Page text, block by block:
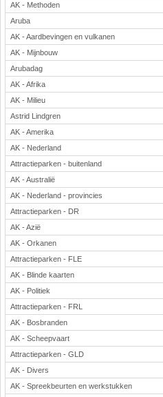
AK - Methoden
Aruba
AK - Aardbevingen en vulkanen
AK - Mijnbouw
Arubadag
AK - Afrika
AK - Milieu
Astrid Lindgren
AK - Amerika
AK - Nederland
Attractieparken - buitenland
AK - Australië
AK - Nederland - provincies
Attractieparken - DR
AK - Azië
AK - Orkanen
Attractieparken - FLE
AK - Blinde kaarten
AK - Politiek
Attractieparken - FRL
AK - Bosbranden
AK - Scheepvaart
Attractieparken - GLD
AK - Divers
AK - Spreekbeurten en werkstukken